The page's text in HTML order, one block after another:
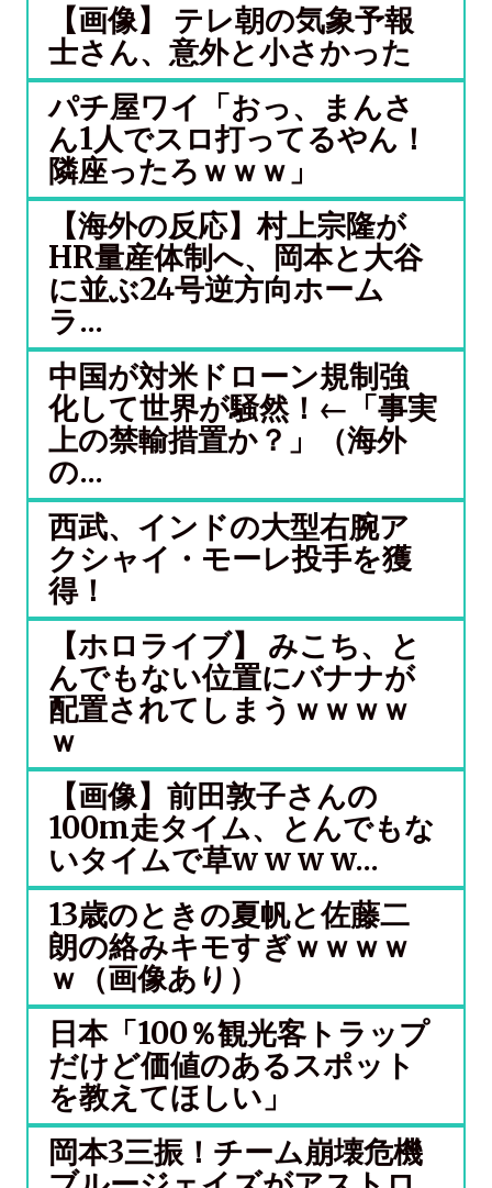
【画像】 テレ朝の気象予報
士さん、意外と小さかった
パチ屋ワイ「おっ、まんさ
ん1人でスロ打ってるやん！
隣座ったろｗｗｗ」
【海外の反応】村上宗隆が
HR量産体制へ、岡本と大谷
に並ぶ24号逆方向ホーム
ラ...
中国が対米ドローン規制強
化して世界が騒然！←「事実
上の禁輸措置か？」（海外
の...
西武、インドの大型右腕ア
クシャイ・モーレ投手を獲
得！
【ホロライブ】 みこち、と
んでもない位置にバナナが
配置されてしまうｗｗｗｗ
ｗ
【画像】前田敦子さんの
100m走タイム、とんでもな
いタイムで草w w w w...
13歳のときの夏帆と佐藤二
朗の絡みキモすぎｗｗｗｗ
ｗ（画像あり）
日本「100％観光客トラップ
だけど価値のあるスポット
を教えてほしい」
岡本3三振！チーム崩壊危機